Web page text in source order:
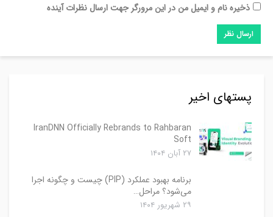
ذخیره نام و ایمیل من در این مرورگر جهت ارسال نظرات آینده
پستهای اخیر
IranDNN Officially Rebrands to Rahbaran
Soft
۲۷ آبان ۱۴۰۴
برنامه بهبود عملکرد (PIP) چیست و چگونه اجرا
می‌شود؟ مراحل…
۲۹ شهریور ۱۴۰۴